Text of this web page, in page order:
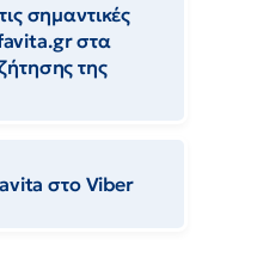
σημαντικές
στα
της
στο Viber